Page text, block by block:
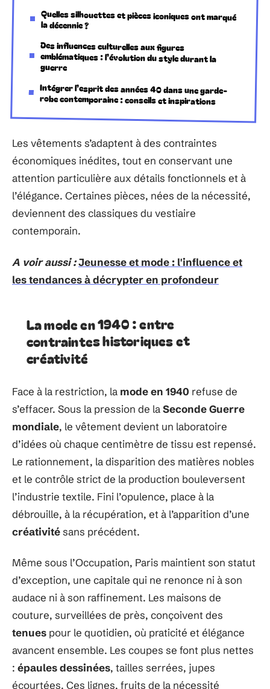
Quelles silhouettes et pièces iconiques ont marqué
la décennie ?
Des influences culturelles aux figures
emblématiques : l’évolution du style durant la
guerre
Intégrer l’esprit des années 40 dans une garde-
robe contemporaine : conseils et inspirations
Les vêtements s’adaptent à des contraintes
économiques inédites, tout en conservant une
attention particulière aux détails fonctionnels et à
l’élégance. Certaines pièces, nées de la nécessité,
deviennent des classiques du vestiaire
contemporain.
A voir aussi :Jeunesse et mode : l'influence et
les tendances à décrypter en profondeur
La mode en 1940 : entre
contraintes historiques et
créativité
Face à la restriction, la mode en 1940 refuse de
s’effacer. Sous la pression de laSeconde Guerre
mondiale, le vêtement devient un laboratoire
d’idées où chaque centimètre de tissu est repensé.
Le rationnement, la disparition des matières nobles
et le contrôle strict de la production bouleversent
l’industrie textile. Fini l’opulence, place à la
débrouille, à la récupération, et à l’apparition d’une
créativitésans précédent.
Même sous l’Occupation, Paris maintient son statut
d’exception, une capitale qui ne renonce ni à son
audace ni à son raffinement. Les maisons de
couture, surveillées de près, conçoivent des
tenues pour le quotidien, où praticité et élégance
avancent ensemble. Les coupes se font plus nettes
: épaules dessinées, tailles serrées, jupes
écourtées. Ces lignes, fruits de la nécessité